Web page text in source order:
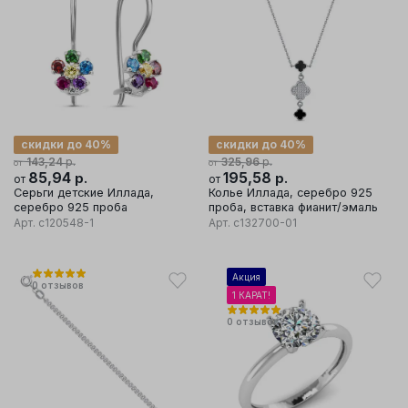
от 143,24р.
скидки до 40%
от 85,94 р.
Серьги детские Иллада,
серебро 925 проба
Арт. с120548-1
от 325,96р.
скидки до 40%
от 195,58 р.
Колье Иллада, серебро 925
проба, вставка фианит/эмаль
Арт. с132700-01
0 отзывов
Акция
1 КАРАТ!
0 отзывов